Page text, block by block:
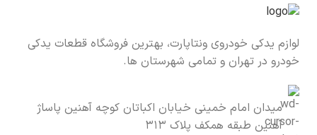
لوازم یدکی خودروی ونتاپارت، بهترین فروشگاه قطعات یدکی
خودرو در تهران و تمامی شهرستان ها.
میدان امام خمینی خیابان اکباتان کوچه آهنین پاساژ
آهنین طبقه همکف پلاک ۳۱۳